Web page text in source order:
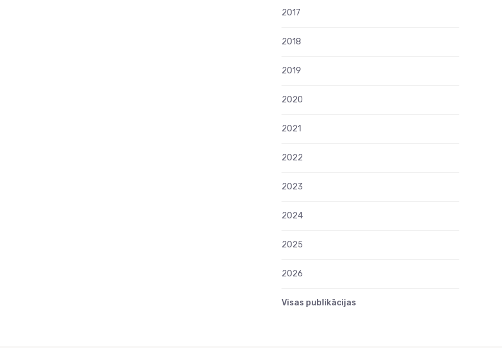
2017
2018
2019
2020
2021
2022
2023
2024
2025
2026
Visas publikācijas